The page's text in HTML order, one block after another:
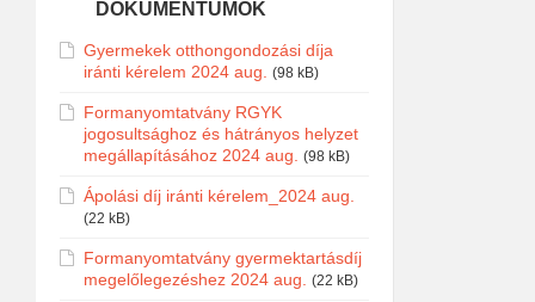
DOKUMENTUMOK
Gyermekek otthongondozási díja
iránti kérelem 2024 aug. (98 kB)
Formanyomtatvány RGYK
jogosultsághoz és hátrányos helyzet
megállapításához 2024 aug. (98 kB)
Ápolási díj iránti kérelem_2024 aug.
(22 kB)
Formanyomtatvány gyermektartásdíj
megelőlegezéshez 2024 aug. (22 kB)